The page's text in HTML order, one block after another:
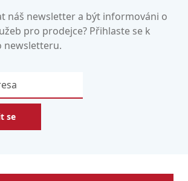
náš newsletter a být informováni o
pro prodejce? Přihlaste se k
newsletteru.
se